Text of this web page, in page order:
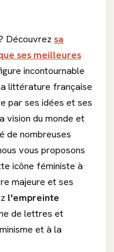
Découvrez sa
ses meilleures
incontournable
littérature française
par ses idées et ses
vision du monde et
de nombreuses
vous proposons
icône féministe à
majeure et ses
l'empreinte
de lettres et
et à la